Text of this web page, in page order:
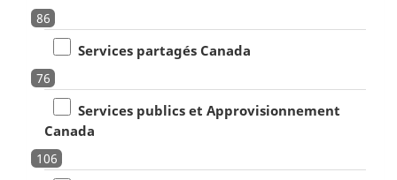
86
Services partagés Canada
76
Services publics et Approvisionnement
Canada
106